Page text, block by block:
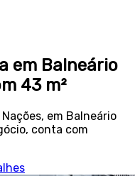
em Balneário
43 m²
em Balneário
conta com